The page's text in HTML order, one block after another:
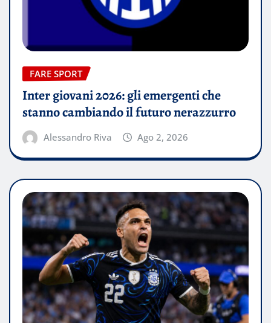
FARE SPORT
Inter giovani 2026: gli emergenti che
stanno cambiando il futuro nerazzurro
Alessandro Riva Ago 2, 2026